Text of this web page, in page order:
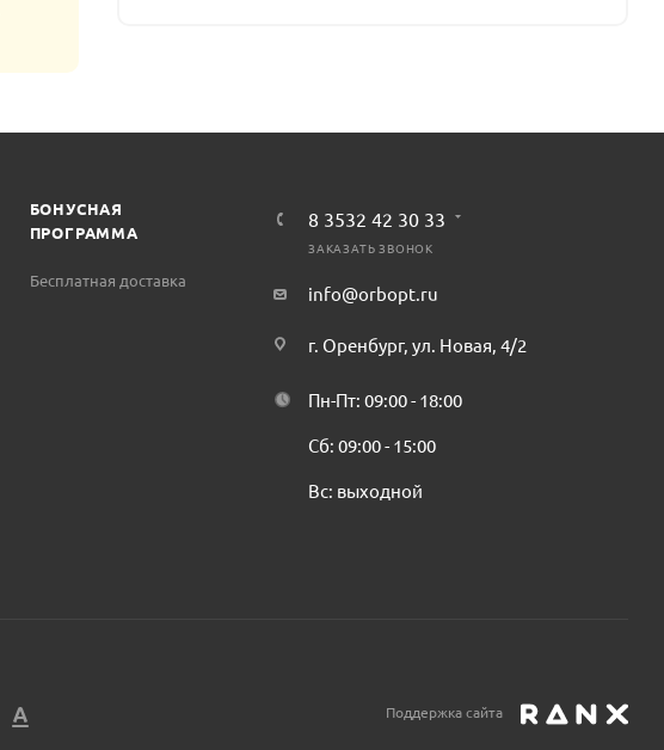
БОНУСНАЯ
ПРОГРАММА
Бесплатная доставка
8 3532 42 30 33
ЗАКАЗАТЬ ЗВОНОК
info@orbopt.ru
г. Оренбург, ул. Новая, 4/2
Пн-Пт: 09:00 - 18:00
Сб: 09:00 - 15:00
Вс: выходной
Поддержка сайта